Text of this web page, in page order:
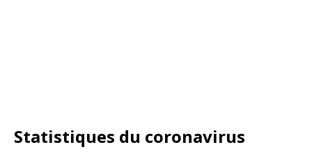
Statistiques du coronavirus